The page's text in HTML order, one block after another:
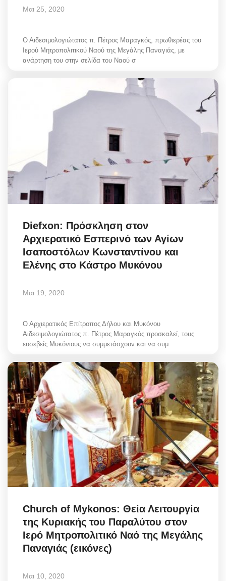
Μαι 25, 2020
Ο Αιδεσιμολογιώτατος π. Πέτρος Μαραγκός, πρωθιερέας του
Ιερού Μητροπολιτικού Ναού της Μεγάλης Παναγιάς, με
ανάρτηση του στην σελίδα του Ναού σ
Diefxon: Πρόσκληση στον
Αρχιερατικό Εσπερινό των Αγίων
Ισαποστόλων Κωνσταντίνου και
Ελένης στο Κάστρο Μυκόνου
Μαι 19, 2020
Ο Αρχιερατικός Επίτροπος Δήλου και Μυκόνου
Αιδεσιμολογιώτατος π. Πέτρος Μαραγκός προσκαλεί, τους
ευσεβείς Μυκόνιους να συμμετάσχουν και να συμ
Church of Mykonos: Θεία Λειτουργία
της Κυριακής του Παραλύτου στον
Ιερό Μητροπολιτικό Ναό της Μεγάλης
Παναγιάς (εικόνες)
Μαι 10, 2020